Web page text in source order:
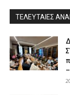
ΤΕΛΕΥΤΑΙΕΣ